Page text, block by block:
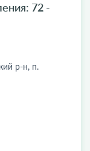
72 -
р-н, п.